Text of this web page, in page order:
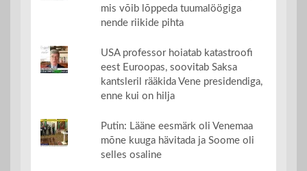
mis võib lõppeda tuumalöögiga
nende riikide pihta
USA professor hoiatab katastroofi
eest Euroopas, soovitab Saksa
kantsleril rääkida Vene presidendiga,
enne kui on hilja
Putin: Lääne eesmärk oli Venemaa
mõne kuuga hävitada ja Soome oli
selles osaline